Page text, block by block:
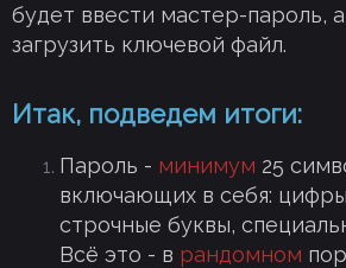
будет ввести мастер-пароль,
загрузить ключевой файл.
Итак, подведем итоги:
Пароль - минимум 25
включающих в себя:
строчные буквы,
Всё это - в рандомном